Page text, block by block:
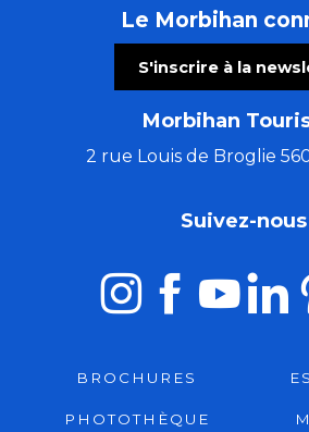
Le Morbihan
S'inscrire à la
Morbihan
2 rue Louis de Broglie
Suivez-nous
BROCHURES
PHOTOTHÈQUE